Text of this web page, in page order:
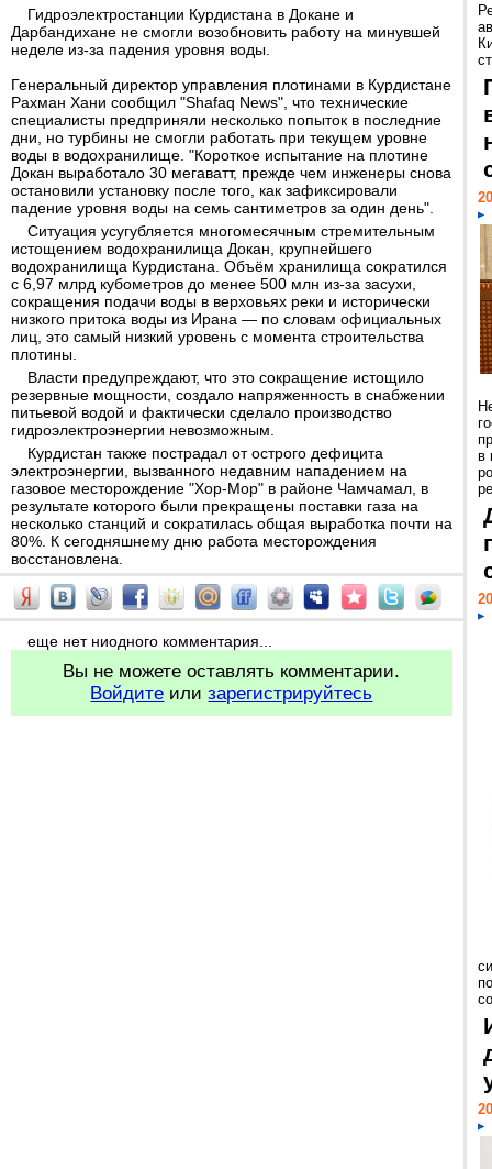
Гидроэлектростанции Курдистана в Докане и
Дарбандихане не смогли возобновить работу на минувшей
неделе из-за падения уровня воды.
Генеральный директор управления плотинами в Курдистане
Рахман Хани сообщил "Shafaq News", что технические
специалисты предприняли несколько попыток в последние
дни, но турбины не смогли работать при текущем уровне
воды в водохранилище. "Короткое испытание на плотине
Докан выработало 30 мегаватт, прежде чем инженеры снова
остановили установку после того, как зафиксировали
падение уровня воды на семь сантиметров за один день".
Ситуация усугубляется многомесячным стремительным
истощением водохранилища Докан, крупнейшего
водохранилища Курдистана. Объём хранилища сократился
с 6,97 млрд кубометров до менее 500 млн из-за засухи,
сокращения подачи воды в верховьях реки и исторически
низкого притока воды из Ирана — по словам официальных
лиц, это самый низкий уровень с момента строительства
плотины.
Власти предупреждают, что это сокращение истощило
резервные мощности, создало напряженность в снабжении
питьевой водой и фактически сделало производство
гидроэлектроэнергии невозможным.
Курдистан также пострадал от острого дефицита
электроэнергии, вызванного недавним нападением на
газовое месторождение "Хор-Мор" в районе Чамчамал, в
результате которого были прекращены поставки газа на
несколько станций и сократилась общая выработка почти на
80%. К сегодняшнему дню работа месторождения
восстановлена.
еще нет ниодного комментария...
Вы не можете оставлять комментарии.
Войдите илизарегистрируйтесь
в